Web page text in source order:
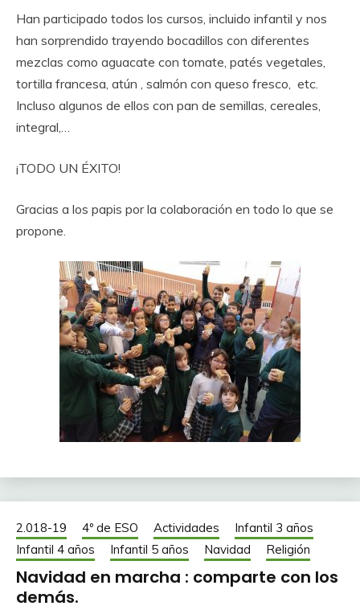
Han participado todos los cursos, incluido infantil y nos
han sorprendido trayendo bocadillos con diferentes
mezclas como aguacate con tomate, patés vegetales,
tortilla francesa, atún , salmón con queso fresco, etc.
Incluso algunos de ellos con pan de semillas, cereales,
integral,…
¡TODO UN ÉXITO!
Gracias a los papis por la colaboración en todo lo que se
propone.
2.018-19 4º de ESO Actividades
Infantil 3 años
Infantil 4 años
Infantil 5 años Navidad Religión
Navidad en marcha : comparte con los
demás.